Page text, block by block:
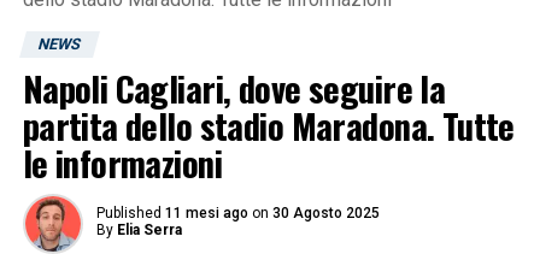
NEWS
Napoli Cagliari, dove seguire la
partita dello stadio Maradona. Tutte
le informazioni
Published 11 mesi ago on 30 Agosto 2025
By Elia Serra